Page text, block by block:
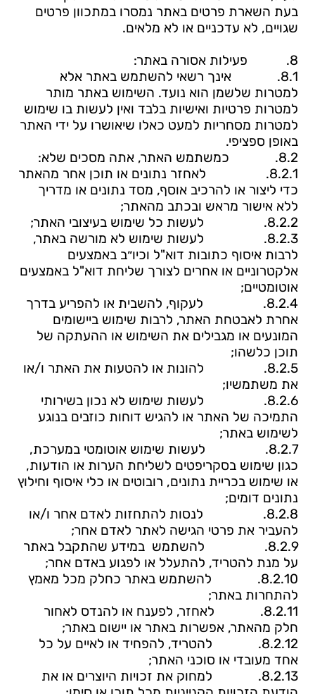
בעת השארת פרטים באתר נמסרו במתכוון פרטים
שגויים, לא עדכניים או לא מלאים.
8.
פעילות אסורה באתר:
8.1.
אינך רשאי להשתמש באתר אלא
למטרות שלשמן הוא נועד. השימוש באתר מותר
למטרות פרטיות ואישיות בלבד ואין לעשות בו שימוש
למטרות מסחריות למעט כאלו שיאושרו על ידי האתר
באופן ספציפי.
8.2.
כמשתמש האתר, אתה מסכים שלא:
8.2.1.
לאחזר נתונים או תוכן אחר מהאתר
כדי ליצור או להרכיב אוסף, מסד נתונים או מדריך
ללא אישור מראש ובכתב מהאתר;
8.2.2.
לעשות כל שימוש בעיצובי האתר;
8.2.3.
לעשות שימוש לא מורשה באתר,
לרבות איסוף כתובות דוא"ל וכיו״ב באמצעים
אלקטרוניים או אחרים לצורך שליחת דוא"ל באמצעים
אוטומטיים;
8.2.4.
לעקוף, להשבית או להפריע בדרך
אחרת לאבטחת האתר, לרבות שימוש ביישומים
המונעים או מגבילים את השימוש או ההעתקה של
תוכן כלשהו;
8.2.5.
להונות או להטעות את האתר ו/או
את משתמשיו;
8.2.6.
לעשות שימוש לא נכון בשירותי
התמיכה של האתר או להגיש דוחות כוזבים בנוגע
לשימוש באתר;
8.2.7.
לעשות שימוש אוטומטי במערכת,
כגון שימוש בסקריפטים לשליחת הערות או הודעות,
או שימוש בכריית נתונים, רובוטים או כלי איסוף וחילוץ
נתונים דומים;
8.2.8.
לנסות להתחזות לאדם אחר ו/או
להעביר את פרטי הגישה לאתר לאדם אחר;
8.2.9.
להשתמש במידע שהתקבל באתר
על מנת להטריד, להתעלל או לפגוע באדם אחר;
8.2.10.
להשתמש באתר כחלק מכל מאמץ
להתחרות באתר;
8.2.11.
לאחזר, לפענח או להנדס לאחור
חלק מהאתר, אפשרות באתר או יישום באתר;
8.2.12.
להטריד, להפחיד או לאיים על כל
אחד מעובדי או סוכני האתר;
8.2.13.
למחוק את זכויות היוצרים או את